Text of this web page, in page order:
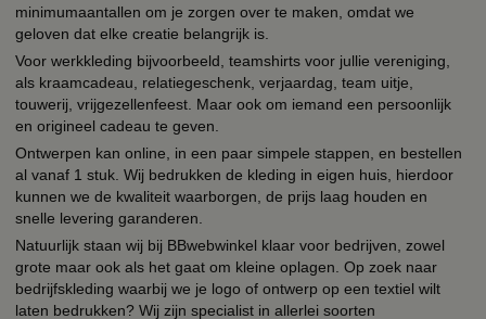
minimumaantallen om je zorgen over te maken, omdat we
geloven dat elke creatie belangrijk is.
Voor werkkleding bijvoorbeeld, teamshirts voor jullie vereniging,
als kraamcadeau, relatiegeschenk, verjaardag, team uitje,
touwerij, vrijgezellenfeest. Maar ook om iemand een persoonlijk
en origineel cadeau te geven.
Ontwerpen kan online, in een paar simpele stappen, en bestellen
al vanaf 1 stuk. Wij bedrukken de kleding in eigen huis, hierdoor
kunnen we de kwaliteit waarborgen, de prijs laag houden en
snelle levering garanderen.
Natuurlijk staan wij bij BBwebwinkel klaar voor bedrijven, zowel
grote maar ook als het gaat om kleine oplagen. Op zoek naar
bedrijfskleding waarbij we je logo of ontwerp op een textiel wilt
laten bedrukken? Wij zijn specialist in allerlei soorten